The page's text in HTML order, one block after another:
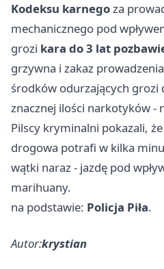
Kodeksu karnegoza
mechanicznego pod
grozi kara do 3 lat
grzywna i zakaz
środków odurzających grozi
znacznej ilości narkotyków -
Pilscy kryminalni pokazali,
drogowa potrafi w kilka
wątki naraz - jazdę pod
marihuany.
na podstawie: Policja Piła.
Autor:krystian